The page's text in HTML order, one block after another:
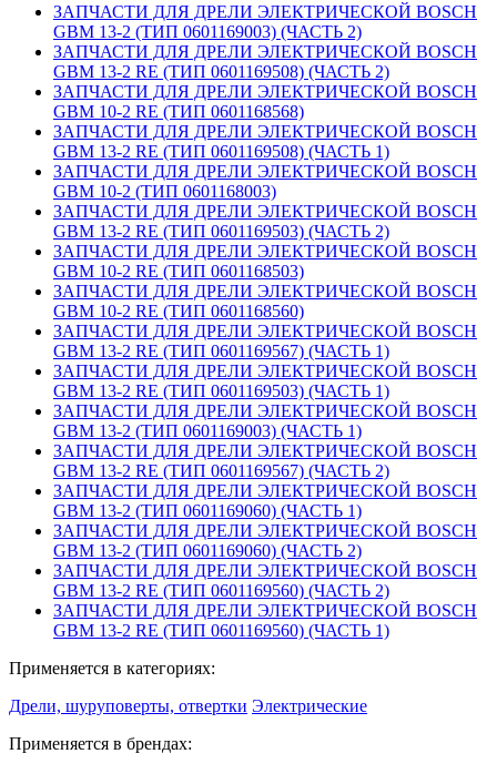
ЗАПЧАСТИ ДЛЯ ДРЕЛИ ЭЛЕКТРИЧЕСКОЙ BOSCH
GBM 13-2 (ТИП 0601169003) (ЧАСТЬ 2)
ЗАПЧАСТИ ДЛЯ ДРЕЛИ ЭЛЕКТРИЧЕСКОЙ BOSCH
GBM 13-2 RE (ТИП 0601169508) (ЧАСТЬ 2)
ЗАПЧАСТИ ДЛЯ ДРЕЛИ ЭЛЕКТРИЧЕСКОЙ BOSCH
GBM 10-2 RE (ТИП 0601168568)
ЗАПЧАСТИ ДЛЯ ДРЕЛИ ЭЛЕКТРИЧЕСКОЙ BOSCH
GBM 13-2 RE (ТИП 0601169508) (ЧАСТЬ 1)
ЗАПЧАСТИ ДЛЯ ДРЕЛИ ЭЛЕКТРИЧЕСКОЙ BOSCH
GBM 10-2 (ТИП 0601168003)
ЗАПЧАСТИ ДЛЯ ДРЕЛИ ЭЛЕКТРИЧЕСКОЙ BOSCH
GBM 13-2 RE (ТИП 0601169503) (ЧАСТЬ 2)
ЗАПЧАСТИ ДЛЯ ДРЕЛИ ЭЛЕКТРИЧЕСКОЙ BOSCH
GBM 10-2 RE (ТИП 0601168503)
ЗАПЧАСТИ ДЛЯ ДРЕЛИ ЭЛЕКТРИЧЕСКОЙ BOSCH
GBM 10-2 RE (ТИП 0601168560)
ЗАПЧАСТИ ДЛЯ ДРЕЛИ ЭЛЕКТРИЧЕСКОЙ BOSCH
GBM 13-2 RE (ТИП 0601169567) (ЧАСТЬ 1)
ЗАПЧАСТИ ДЛЯ ДРЕЛИ ЭЛЕКТРИЧЕСКОЙ BOSCH
GBM 13-2 RE (ТИП 0601169503) (ЧАСТЬ 1)
ЗАПЧАСТИ ДЛЯ ДРЕЛИ ЭЛЕКТРИЧЕСКОЙ BOSCH
GBM 13-2 (ТИП 0601169003) (ЧАСТЬ 1)
ЗАПЧАСТИ ДЛЯ ДРЕЛИ ЭЛЕКТРИЧЕСКОЙ BOSCH
GBM 13-2 RE (ТИП 0601169567) (ЧАСТЬ 2)
ЗАПЧАСТИ ДЛЯ ДРЕЛИ ЭЛЕКТРИЧЕСКОЙ BOSCH
GBM 13-2 (ТИП 0601169060) (ЧАСТЬ 1)
ЗАПЧАСТИ ДЛЯ ДРЕЛИ ЭЛЕКТРИЧЕСКОЙ BOSCH
GBM 13-2 (ТИП 0601169060) (ЧАСТЬ 2)
ЗАПЧАСТИ ДЛЯ ДРЕЛИ ЭЛЕКТРИЧЕСКОЙ BOSCH
GBM 13-2 RE (ТИП 0601169560) (ЧАСТЬ 2)
ЗАПЧАСТИ ДЛЯ ДРЕЛИ ЭЛЕКТРИЧЕСКОЙ BOSCH
GBM 13-2 RE (ТИП 0601169560) (ЧАСТЬ 1)
Применяется в категориях:
Дрели, шуруповерты, отвертки Электрические
Применяется в брендах: